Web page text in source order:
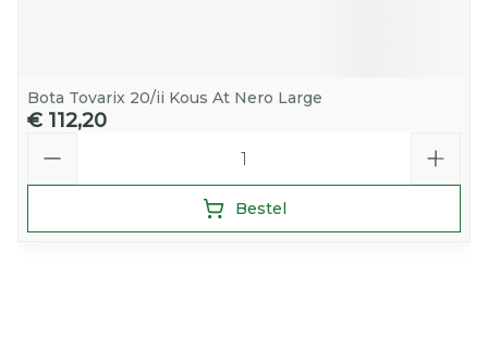
Bota Tovarix 20/ii Kous At Nero Large
€ 112,20
Bestel